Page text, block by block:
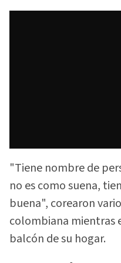
"Tiene nombre de
no es como suena,
buena", corearon
colombiana mientras
balcón de su hogar.